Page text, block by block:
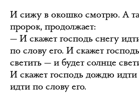
И сижу в окошко смотрю. А
пророк, продолжает:
— И скажет господь снегу
по слову его. И скажет
светить — и будет солнце
И скажет господь дождю
идти по слову его.